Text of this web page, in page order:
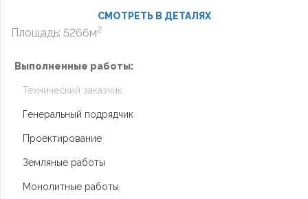
СМОТРЕТЬ В ДЕТАЛЯХ
Площадь: 5266м2
Выполненные работы:
Технический заказчик
Генеральный подрядчик
Проектирование
Земляные работы
Монолитные работы